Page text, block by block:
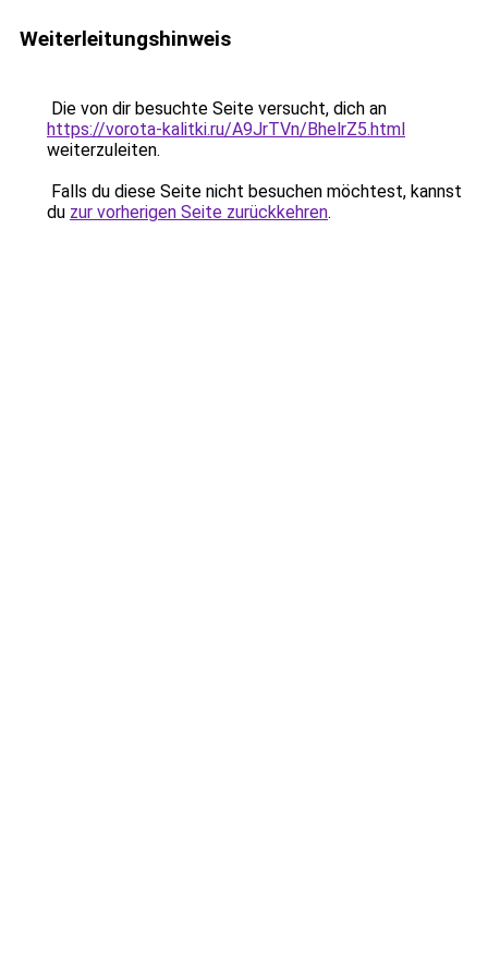
Weiterleitungshinweis
Die von dir besuchte Seite versucht, dich an
https://vorota-kalitki.ru/A9JrTVn/BhelrZ5.html
weiterzuleiten.
Falls du diese Seite nicht besuchen möchtest, kannst
du zur vorherigen Seite zurückkehren.